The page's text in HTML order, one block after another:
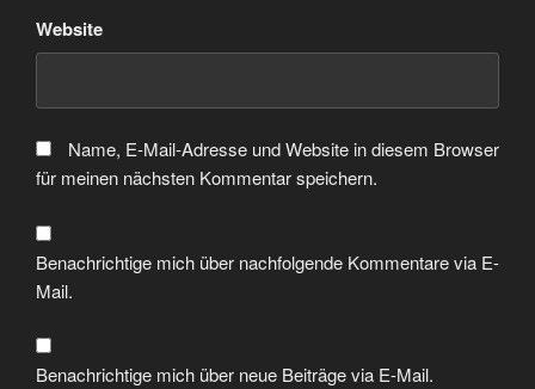
Website
Name, E-Mail-Adresse und Website in diesem Browser
für meinen nächsten Kommentar speichern.
Benachrichtige mich über nachfolgende Kommentare via E-
Mail.
Benachrichtige mich über neue Beiträge via E-Mail.